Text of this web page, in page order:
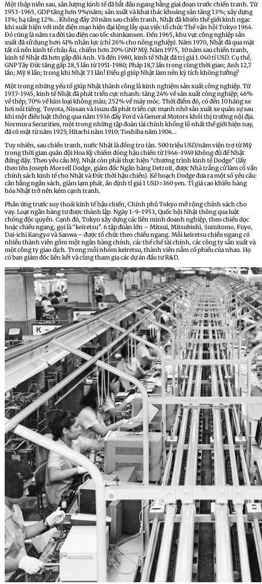
Một thập niên sau, sản lượng kinh tế đã bắt đầu ngang bằng giai đoạn trước chiến tranh. Từ
1953-1965, GDP tăng hơn 9%/năm; sản xuất và khai thác khoáng sản tăng 13%; xây dựng
11%; hạ tầng 12%… Không đầy 20 năm sau chiến tranh, Nhật đã khiến thế giới kinh ngạc
khi xuất hiện với một diện mạo hiện đại lộng lẫy qua việc tổ chức Thế vận hội Tokyo 1964.
Đó cũng là năm ra đời tàu điện cao tốc shinkansen. Đến 1965, khu vực công nghiệp sản
xuất đã sử dụng hơn 41% nhân lực (chỉ 26% cho nông nghiệp). Năm 1970, Nhật đã qua mặt
tất cả nền kinh tế châu Âu, chiếm hơn 20% GNP Mỹ. Năm 1975, 30 năm sau chiến tranh,
kinh tế Nhật đã hơn gấp đôi Anh. Và đến 1980, kinh tế Nhật đã trị giá 1.040 tỉ USD. Cụ thể,
GNP Tây Đức tăng gấp 28,5 lần từ 1951-1980; Pháp 18,7 lần trong cùng thời gian; Anh 12,7
lần; Mỹ 8 lần; trong khi Nhật 73 lần! Điều gì giúp Nhật làm nên kỳ tích không tưởng?
Một trong những yếu tố giúp Nhật thành công là kinh nghiệm sản xuất công nghiệp. Từ
1937-1945, kinh tế Nhật đã phát triển cực nhanh: tăng 24% về sản xuất công nghiệp; 46%
về thép; 70% về kim loại không màu; 252% về máy móc. Thời điểm đó, có đến 10 hãng xe
hơi nổi tiếng. Toyota, Nissan và Isuzu đã phát triển cực mạnh nhờ sản xuất xe quân sự sau
khi một điều luật thông qua năm 1936 đẩy Ford và General Motors khỏi thị trường nội địa.
Normura Securities, một trong những tập đoàn tài chính khổng lồ nhất thế giới hiện nay,
đã có mặt từ năm 1925; Hitachi năm 1910; Toshiba năm 1904…
Tuy nhiên, sau chiến tranh, nước Nhật là đống tro tàn. 500 triệu USD/năm viện trợ từ Mỹ
trong thời gian quân đội Hoa Kỳ chiếm đóng hậu chiến từ 1946-1949 không đủ để Nhật
đứng dậy. Theo yêu cầu Mỹ, Nhật còn phải thực hiện “chương trình kinh tế Dodge” (lấy
theo tên Joseph Morrell Dodge, giám đốc Ngân hàng Detroit, được Nhà trắng cử làm cố vấn
chính sách kinh tế cho Nhật và Đức thời hậu chiến). Kế hoạch Dodge đưa ra một số yêu cầu:
cân bằng ngân sách, giảm lạm phát, ấn định tỉ giá 1 USD=360 yen. Tỉ giá cao khiến hàng
hóa Nhật trở nên kém cạnh tranh.
Phản ứng trước suy thoái kinh tế hậu chiến, Chính phủ Tokyo mở rộng chính sách cho
vay. Loạt ngân hàng tư được thành lập. Ngày 1-9-1953, Quốc hội Nhật thông qua luật
chống độc quyền. Cạnh đó, Tokyo xây dựng các liên minh doanh nghiệp, theo chiều dọc
hoặc chiều ngang, gọi là “keiretsu”. 6 tập đoàn lớn – Mitsui, Mitsubishi, Sumitomo, Fuyo,
Dai-ichi Kangyo và Sanwa – được tổ chức theo chiều ngang. Mỗi keiretsu chiều ngang có
nhiều thành viên gồm một ngân hàng chính, các thể chế tài chính, các công ty sản xuất và
một công ty giao dịch. Trong mỗi nhóm keiretsu, thành viên nắm cổ phiếu của nhau. Họ
có ban giám đốc liên kết và cùng tham gia các dự án đầu tư R&D.